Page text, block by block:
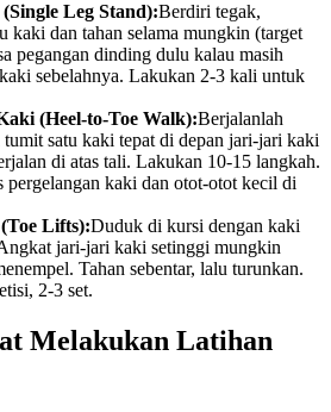
Leg Stand):Berdiri tegak,
kaki dan tahan selama mungkin (target
pegangan dinding dulu kalau masih
sebelahnya. Lakukan 2-3 kali untuk
(Heel-to-Toe Walk):Berjalanlah
tumit satu kaki tepat di depan jari-jari kaki
di atas tali. Lakukan 10-15 langkah.
pergelangan kaki dan otot-otot kecil di
Lifts):Duduk di kursi dengan kaki
jari-jari kaki setinggi mungkin
Tahan sebentar, lalu turunkan.
2-3 set.
Melakukan Latihan